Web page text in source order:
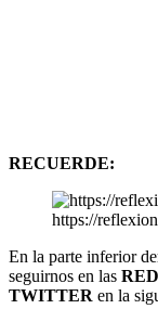
RECUERDE:
https://
En la parte inferior
seguirnos en las
TWITTER en la